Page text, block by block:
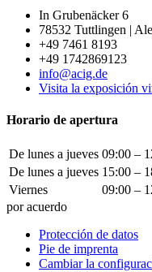
In Grubenäcker 6
78532 Tuttlingen |
+49 7461 8193
+49 1742869123
info@acig.de
Visita la exposición
Horario de apertura
De lunes a jueves 09:00 –
De lunes a jueves 15:00 –
Viernes
09:00 –
por acuerdo
Protección de datos
Pie de imprenta
Cambiar la